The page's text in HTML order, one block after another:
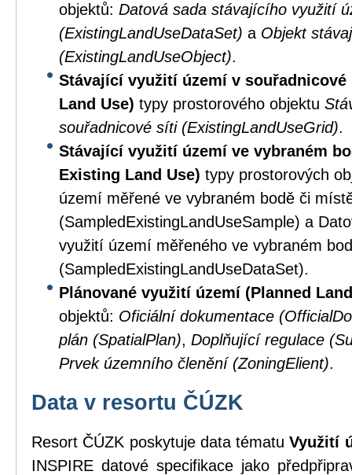
objektů: Datová sada stávajícího využití
(ExistingLandUseDataSet) a Objekt
(ExistingLandUseObject).
Stávající využití území v
Land Use) typy prostorového objektu
souřadnicové síti (ExistingLandUseGrid).
Stávající využití území ve vybraném
Existing Land Use) typy prostorových
území měřené ve vybraném bodě či
(SampledExistingLandUseSample) a
využití území měřeného ve vybraném
(SampledExistingLandUseDataSet).
Plánované využití území (Planned
objektů: Oficiální dokumentace
plán (SpatialPlan), Doplňující regulace
Prvek územního členění (ZoningElient).
Data v resortu ČÚZK
Resort ČÚZK poskytuje data tématuVyužití
INSPIRE datové specifikace jako